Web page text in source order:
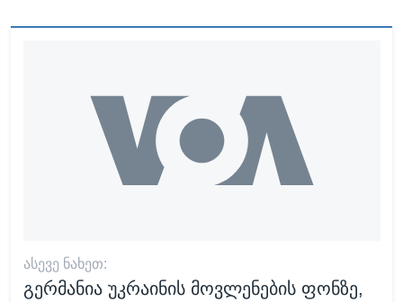
ᲐᲡᲔᲕᲔ ᲜᲐᲮᲔᲗ:
გერმანია უკრაინის მოვლენების ფონზე,